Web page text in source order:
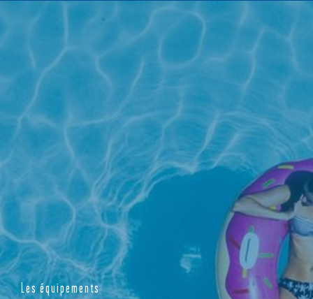
NOTRE CATALOGUE
DEMANDEZ UN DEVIS
Les équipements